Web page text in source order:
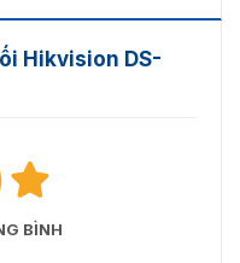
Hikvision DS-
BÌNH